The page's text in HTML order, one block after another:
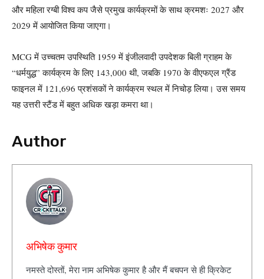
और महिला रग्बी विश्व कप जैसे प्रमुख कार्यक्रमों के साथ क्रमशः 2027 और
2029 में आयोजित किया जाएगा।
MCG में उच्चतम उपस्थिति 1959 में इंजीलवादी उपदेशक बिली ग्राहम के
“धर्मयुद्ध” कार्यक्रम के लिए 143,000 थी, जबकि 1970 के वीएफएल ग्रैंड
फाइनल में 121,696 प्रशंसकों ने कार्यक्रम स्थल में निचोड़ लिया। उस समय
यह उत्तरी स्टैंड में बहुत अधिक खड़ा कमरा था।
Author
अभिषेक कुमार
नमस्ते दोस्तों, मेरा नाम अभिषेक कुमार है और मैं बचपन से ही क्रिकेट